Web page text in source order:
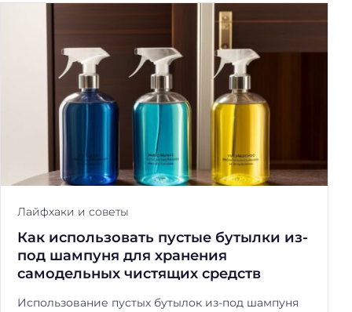
Лайфхаки и советы
Как использовать пустые бутылки из-
под шампуня для хранения
самодельных чистящих средств
Использование пустых бутылок из-под шампуня